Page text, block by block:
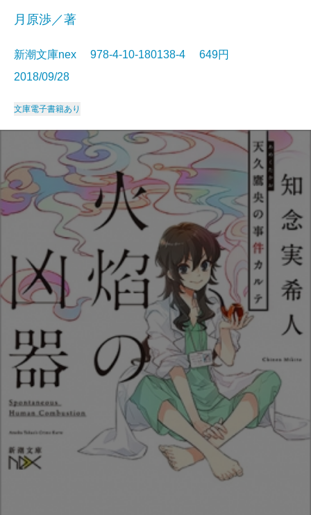
月原渉／著
新潮文庫nex 978-4-10-180138-4 649円
2018/09/28
文庫電子書籍あり